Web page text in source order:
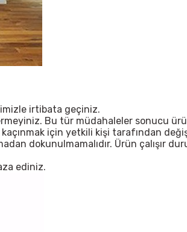
irtibata geçiniz.
Bu tür müdahaleler sonucu
için yetkili kişi tarafından
dokunulmamalıdır. Ürün çalışır
ediniz.